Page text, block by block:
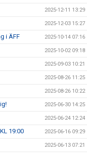
2025-12-11 13:29
2025-12-03 15:27
i ÄFF 2025-10-14 07:16
2025-10-02 09:18
2025-09-03 10:21
2025-08-26 11:25
2025-08-26 10:22
2025-06-30 14:25
2025-06-24 12:24
19:00 2025-06-16 09:29
2025-06-13 07:21